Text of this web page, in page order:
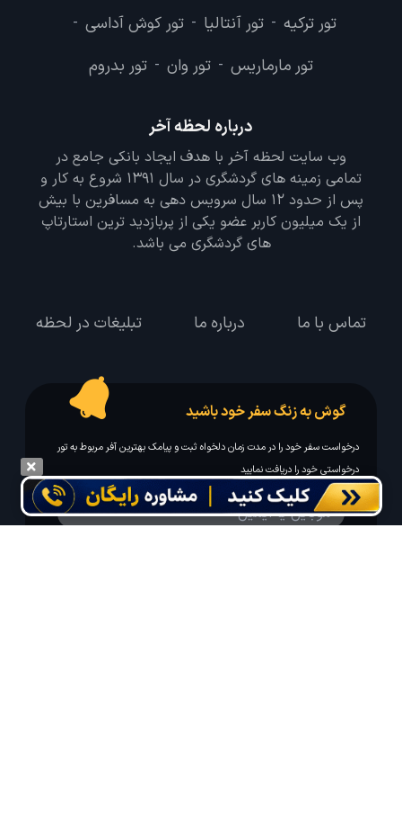
تور ترکیه - تور آنتالیا - تور کوش آداسی -
تور مارماریس - تور وان - تور بدروم
درباره لحظه آخر
وب سایت لحظه آخر با هدف ایجاد بانکی جامع در
تمامی زمینه های گردشگری در سال 1391 شروع به کار و
پس از حدود 12 سال سرویس دهی به مسافرین با بیش
از یک میلیون کاربر عضو یکی از پربازدید ترین استارتاپ
های گردشگری می باشد.
تماس با ما درباره ما تبلیغات در لحظه
گوش به زنگ سفر خود باشید
درخواست سفر خود را در مدت زمان دلخواه ثبت و پیامک بهترین آفر مربوط به تور
درخواستی خود را دریافت نمایید